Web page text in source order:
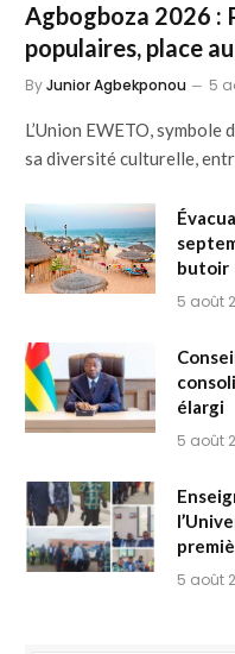
Agbogboza 2026 :
populaires, place
ByJunior Agbekponou 5
L’Union EWETO,
sa diversité culturelle,
butoir
5 août
élargi
5 août
5 août